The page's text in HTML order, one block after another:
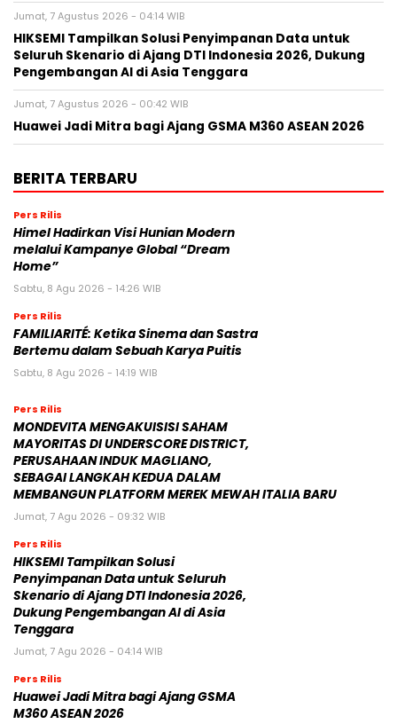
Jumat, 7 Agustus 2026 - 04:14 WIB
HIKSEMI Tampilkan Solusi Penyimpanan Data untuk
Seluruh Skenario di Ajang DTI Indonesia 2026, Dukung
Pengembangan AI di Asia Tenggara
Jumat, 7 Agustus 2026 - 00:42 WIB
Huawei Jadi Mitra bagi Ajang GSMA M360 ASEAN 2026
BERITA TERBARU
Pers Rilis
Himel Hadirkan Visi Hunian Modern
melalui Kampanye Global “Dream
Home”
Sabtu, 8 Agu 2026 - 14:26 WIB
Pers Rilis
FAMILIARITÉ: Ketika Sinema dan Sastra
Bertemu dalam Sebuah Karya Puitis
Sabtu, 8 Agu 2026 - 14:19 WIB
Pers Rilis
MONDEVITA MENGAKUISISI SAHAM
MAYORITAS DI UNDERSCORE DISTRICT,
PERUSAHAAN INDUK MAGLIANO,
SEBAGAI LANGKAH KEDUA DALAM
MEMBANGUN PLATFORM MEREK MEWAH ITALIA BARU
Jumat, 7 Agu 2026 - 09:32 WIB
Pers Rilis
HIKSEMI Tampilkan Solusi
Penyimpanan Data untuk Seluruh
Skenario di Ajang DTI Indonesia 2026,
Dukung Pengembangan AI di Asia
Tenggara
Jumat, 7 Agu 2026 - 04:14 WIB
Pers Rilis
Huawei Jadi Mitra bagi Ajang GSMA
M360 ASEAN 2026